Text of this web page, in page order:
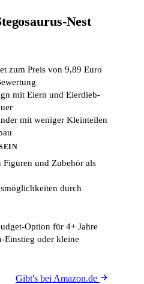
Nest
zum Preis von 9,89 Euro
mit Eiern und Eierdieb-
mit weniger Kleinteilen
und Zubehör als
durch
Option für 4+ Jahre
Einstieg oder kleine
Gibt's bei Amazon.de